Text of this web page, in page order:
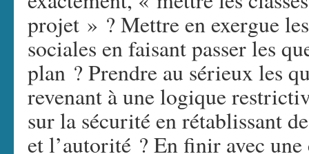
projet » ? Mettre en exergue
sociales en faisant passer les
plan ? Prendre au sérieux les
revenant à une logique
sur la sécurité en rétablissant
et l’autorité ? En finir avec